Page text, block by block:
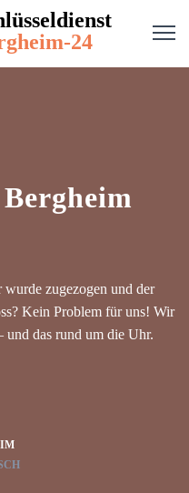
24
wurde zugezogen und der
Kein Problem für uns! Wir
und das rund um die Uhr.